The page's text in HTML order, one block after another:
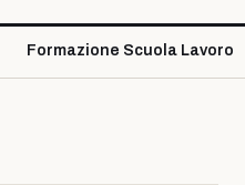
Formazione Scuola Lavoro